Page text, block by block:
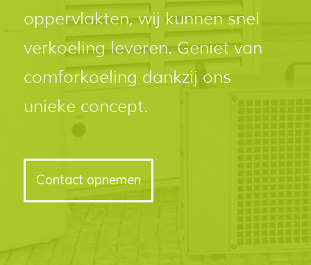
oppervlakten, wij kunnen snel
verkoeling leveren. Geniet van
comforkoeling dankzij ons
unieke concept.
Contact opnemen